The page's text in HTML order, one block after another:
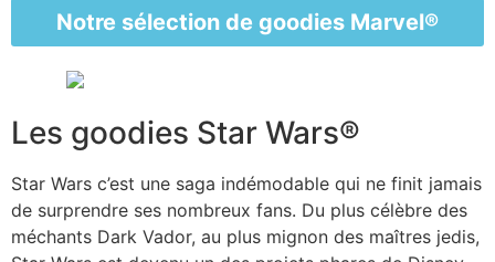
Notre sélection de goodies Marvel®
Les goodies Star Wars®
Star Wars c’est une saga indémodable qui ne finit jamais
de surprendre ses nombreux fans. Du plus célèbre des
méchants Dark Vador, au plus mignon des maîtres jedis,